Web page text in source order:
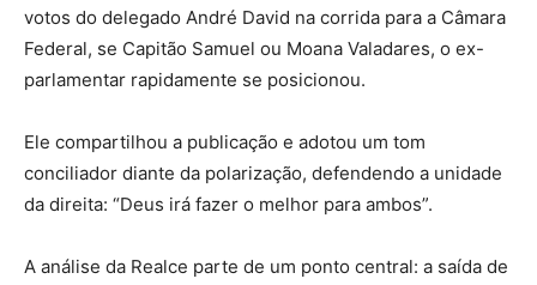
votos do delegado André David na corrida para a Câmara
Federal, se Capitão Samuel ou Moana Valadares, o ex-
parlamentar rapidamente se posicionou.
Ele compartilhou a publicação e adotou um tom
conciliador diante da polarização, defendendo a unidade
da direita: “Deus irá fazer o melhor para ambos”.
A análise da Realce parte de um ponto central: a saída de